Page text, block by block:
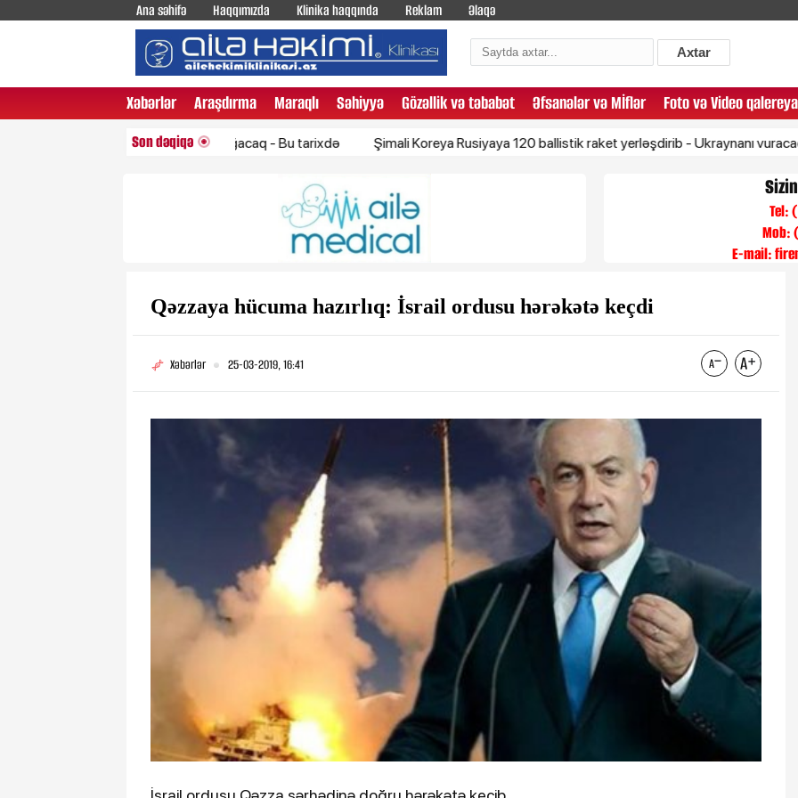
Ana səhifə Haqqımızda Klinika haqqında Reklam Əlaqə
Axtar
Xəbərlər Araşdırma Maraqlı Səhiyyə Gözəllik və təbabət Əfsanələr və Mİflər Foto və Video qalereya
Son dəqiqə
Bakıda yağış yağacaq - Bu tarixdə Şimali Koreya Rusiyaya 120 ballistik raket yerləşdirib - Ukraynanı vuracaq
Tel:
Mob:
E-mail:
Qəzzaya hücuma hazırlıq: İsrail ordusu hərəkətə keçdi
Xəbərlər 25-03-2019, 16:41
45 ölkə, milyonlarla insan risk
altında – BMT xəbərdarlıq etdi
Bakıda yağış yağacaq - Bu
tarixdə